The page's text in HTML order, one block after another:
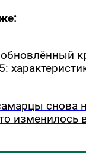
снова
изменилось